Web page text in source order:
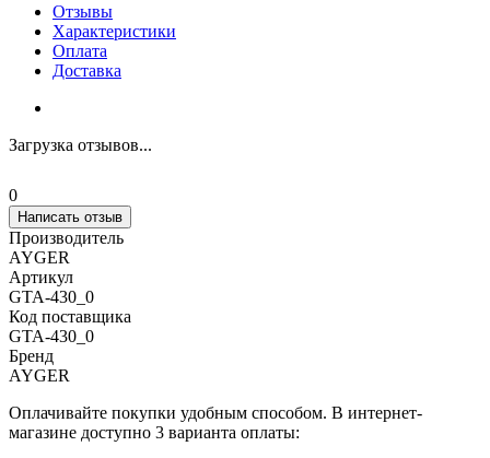
Отзывы
Характеристики
Оплата
Доставка
Загрузка отзывов...
0
Написать отзыв
Производитель
AYGER
Артикул
GTA-430_0
Код поставщика
GTA-430_0
Бренд
AYGER
Оплачивайте покупки удобным способом. В интернет-
магазине доступно 3 варианта оплаты: